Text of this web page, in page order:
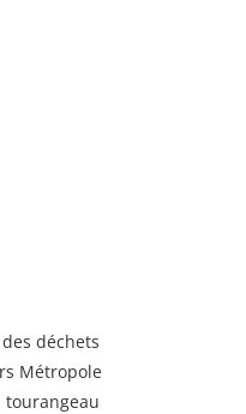
déchets
Métropole
tourangeau